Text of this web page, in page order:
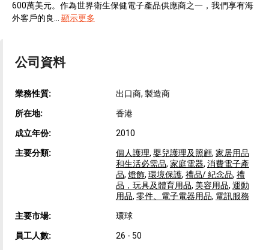
600萬美元。作為世界衛生保健電子產品供應商之一，我們享有海
外客戶的良... 顯示更多
公司資料
業務性質: 出口商, 製造商
所在地: 香港
成立年份: 2010
主要分類: 個人護理, 嬰兒護理及照顧, 家居用品
和生活必需品, 家庭電器, 消費電子產
品, 燈飾, 環境保護, 禮品/ 紀念品, 禮
品，玩具及體育用品, 美容用品, 運動
用品, 零件、電子電器用品, 電訊服務
主要市場: 環球
員工人數: 26 - 50